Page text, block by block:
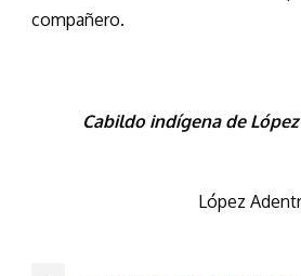
compañero.
Cabildo indígena de
López